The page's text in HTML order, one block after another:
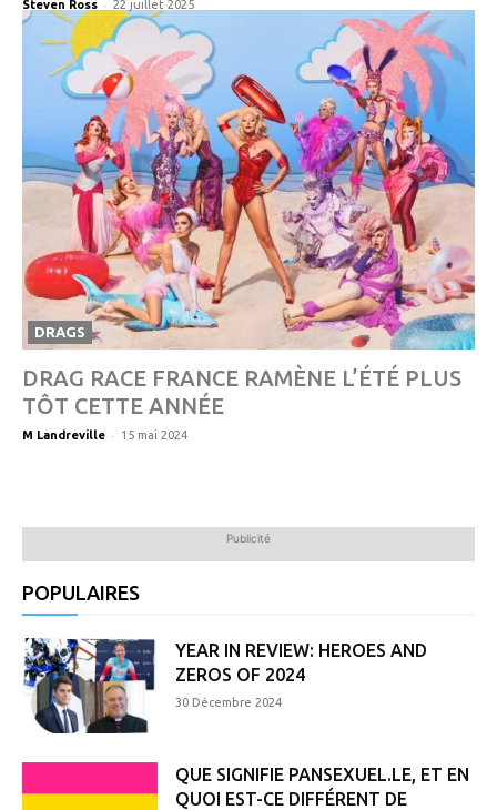
Steven Ross - 22 juillet 2025
DRAGS
DRAG RACE FRANCE RAMÈNE L’ÉTÉ PLUS
TÔT CETTE ANNÉE
M Landreville - 15 mai 2024
Publicité
POPULAIRES
YEAR IN REVIEW: HEROES AND
ZEROS OF 2024
30 Décembre 2024
QUE SIGNIFIE PANSEXUEL.LE, ET EN
QUOI EST-CE DIFFÉRENT DE